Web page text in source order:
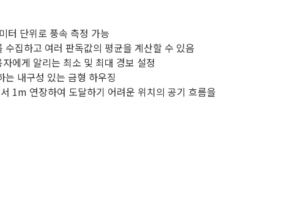
터 단위로 풍속 측정 가능
수집하고 여러 판독값의 평균을 계산할 수 있음
에게 알리는 최소 및 최대 경보 설정
는 내구성 있는 금형 하우징
1m 연장하여 도달하기 어려운 위치의 공기 흐름을